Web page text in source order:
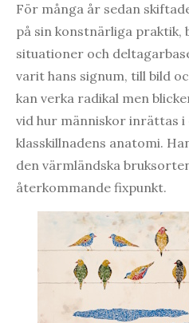
För många år sedan
på sin konstnärliga praktik,
situationer och
varit hans signum, till bild
kan verka radikal men
vid hur människor inrättas i
klasskillnadens anatomi.
den värmländska
återkommande fixpunkt.